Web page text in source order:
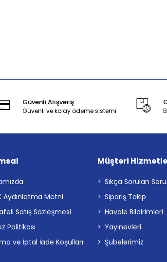
Güvenli Alışveriş
Güvenli ve kolay ödeme sistemi
Aydınlatma Metni
Satış Sözleşmesi
Politikası
ve İptal İade Koşulları
Müşteri
Sıkça Sorulan
Sipariş Takip
Havale Bildirimleri
Yayınevleri
Şubelerimiz